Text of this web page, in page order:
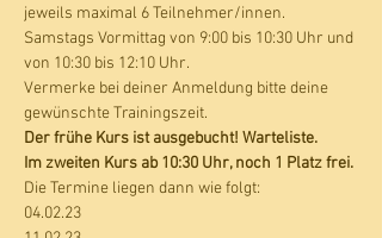
jeweils maximal 6 Teilnehmer/innen.
Samstags Vormittag von 9:00 bis 10:30 Uhr und
von 10:30 bis 12:10 Uhr.
Vermerke bei deiner Anmeldung bitte deine
gewünschte Trainingszeit.
Der frühe Kurs ist ausgebucht! Warteliste.
Im zweiten Kurs ab 10:30 Uhr, noch 1 Platz frei.
Die Termine liegen dann wie folgt:
04.02.23